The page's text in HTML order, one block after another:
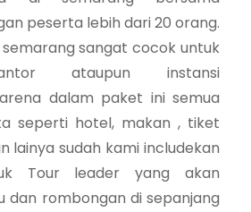
peserta lebih dari 20 orang.
sangat cocok untuk
ataupun instansi
dalam paket ini semua
seperti hotel, makan , tiket
lainya sudah kami includekan
Tour leader yang akan
dan rombongan di sepanjang